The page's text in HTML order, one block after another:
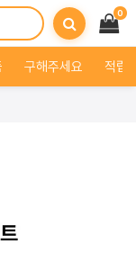
0
구해주세요 적립